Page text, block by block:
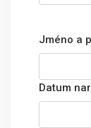
Jméno a
Datum